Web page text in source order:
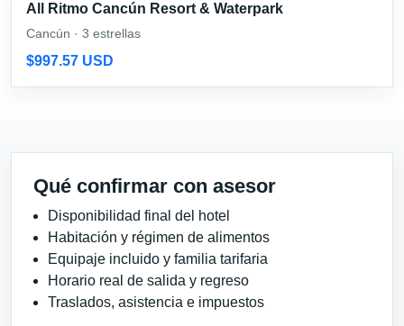
All Ritmo Cancún Resort & Waterpark
Cancún · 3 estrellas
$997.57 USD
Qué confirmar con asesor
Disponibilidad final del hotel
Habitación y régimen de alimentos
Equipaje incluido y familia tarifaria
Horario real de salida y regreso
Traslados, asistencia e impuestos